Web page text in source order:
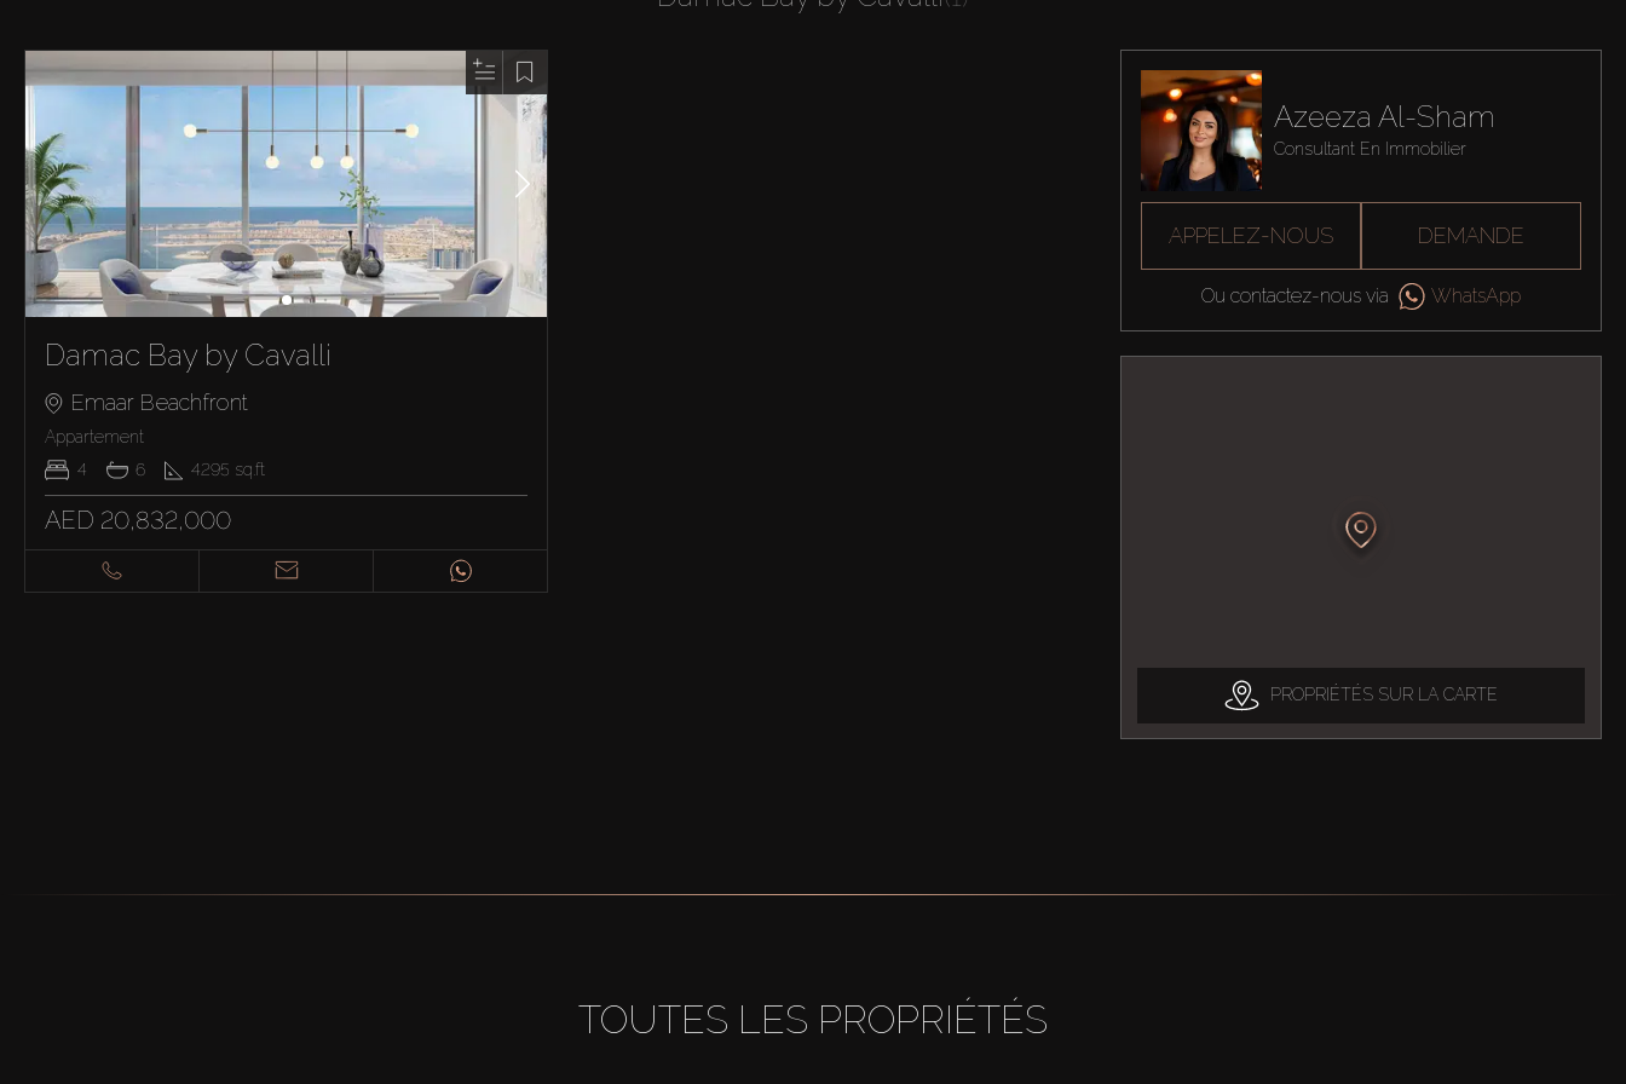
Damac Bay by Cavalli
Emaar Beachfront
Appartement
4
6 4295 sq.ft
AED 20,832,000
Azeeza Al-Sham
Consultant En Immobilier
APPELEZ-NOUS DEMANDE
Ou contactez-nous via WhatsApp
PROPRIÉTÉS SUR LA CARTE
TOUTES LES PROPRIÉTÉS